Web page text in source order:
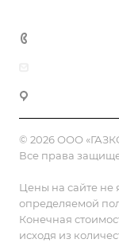
© 2026 ООО
Все права
Цены на сайте не
определяемой
Конечная
исходя из